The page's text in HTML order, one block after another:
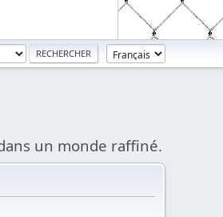
un monde raffiné.